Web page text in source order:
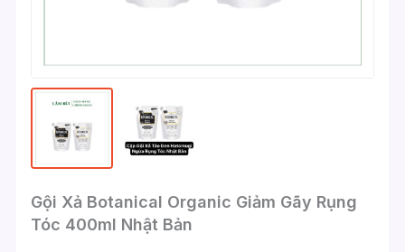
Gội Xả Botanical Organic Giảm Gãy Rụng
Tóc 400ml Nhật Bản